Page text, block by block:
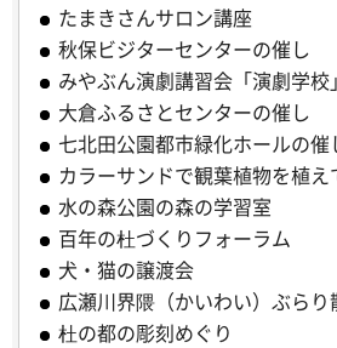
たまきさんサロン講座
秋保ビジターセンターの催し
みやぶん演劇講習会「演劇学校」
大倉ふるさとセンターの催し
七北田公園都市緑化ホールの催
カラーサンドで観葉植物を植え
水の森公園の森の学習室
百年の杜づくりフォーラム
犬・猫の譲渡会
広瀬川界隈（かいわい）ぶらり
杜の都の彫刻めぐり